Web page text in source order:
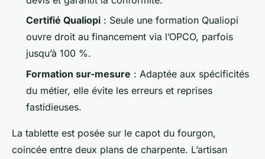
Certifié Qualiopi : Seule une formation Qualiopi
ouvre droit au financement via l’OPCO, parfois
jusqu’à 100 %.
Formation sur-mesure : Adaptée aux spécificités
du métier, elle évite les erreurs et reprises
fastidieuses.
La tablette est posée sur le capot du fourgon,
coincée entre deux plans de charpente. L’artisan